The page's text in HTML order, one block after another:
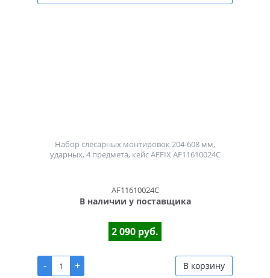
Набор слесарных монтировок 204-608 мм,
ударных, 4 предмета, кейс AFFIX AF11610024C
AF11610024C
В наличии у поставщика
2 090 руб.
- + В корзину